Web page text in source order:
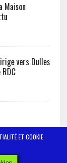
Maison
vers Dulles
ET COOKIE
2019